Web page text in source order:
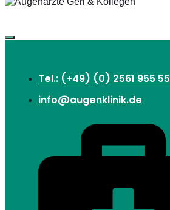
Tel.: (+49) (0) 2561 955 55
info@augenklinik.de